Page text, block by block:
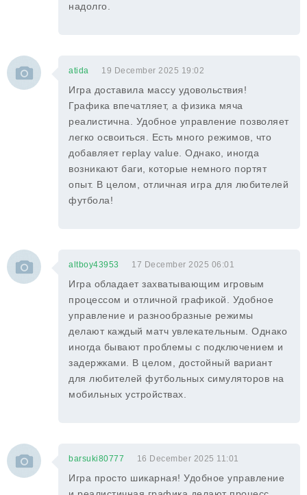
надолго.
atida 19 December 2025 19:02
Игра доставила массу удовольствия!
Графика впечатляет, а физика мяча
реалистична. Удобное управление позволяет
легко освоиться. Есть много режимов, что
добавляет replay value. Однако, иногда
возникают баги, которые немного портят
опыт. В целом, отличная игра для любителей
футбола!
altboy43953 17 December 2025 06:01
Игра обладает захватывающим игровым
процессом и отличной графикой. Удобное
управление и разнообразные режимы
делают каждый матч увлекательным. Однако
иногда бывают проблемы с подключением и
задержками. В целом, достойный вариант
для любителей футбольных симуляторов на
мобильных устройствах.
barsuki80777 16 December 2025 11:01
Игра просто шикарная! Удобное управление